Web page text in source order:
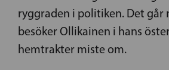
ryggraden i politiken. Det går
besöker Ollikainen i hans
hemtrakter miste om.